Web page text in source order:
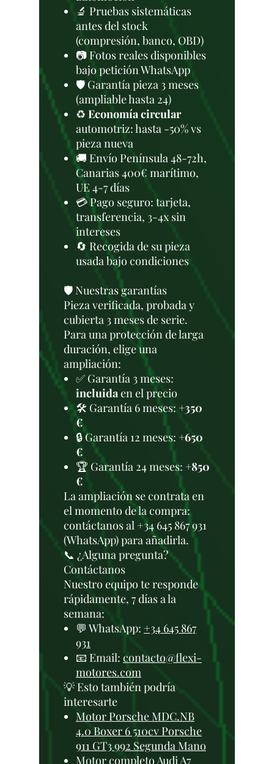
🔬 Pruebas sistemáticas
antes del stock
(compresión, banco, OBD)
📷 Fotos reales disponibles
bajo petición WhatsApp
🛡️ Garantía pieza 3 meses
(ampliable hasta 24)
♻️ Economía circular
automotriz: hasta -50% vs
pieza nueva
🚚 Envío Península 48-72h,
Canarias 400€ marítimo,
UE 4-7 días
💳 Pago seguro: tarjeta,
transferencia, 3-4x sin
intereses
🔄 Recogida de su pieza
usada bajo condiciones
🛡️ Nuestras garantías
Pieza verificada, probada y
cubierta 3 meses de serie.
Para una protección de larga
duración, elige una
ampliación:
✅ Garantía 3 meses:
incluidaen el precio
🛠️ Garantía 6 meses: +350
€
🔒 Garantía 12 meses: +650
€
🏆 Garantía 24 meses: +850
€
La ampliación se contrata en
el momento de la compra:
contáctanos al +34 645 867 931
(WhatsApp) para añadirla.
📞 ¿Alguna pregunta?
Contáctanos
Nuestro equipo te responde
rápidamente, 7 días a la
semana:
💬 WhatsApp: +34 645 867
931
📧 Email: contacto@flexi-
motores.com
💡 Esto también podría
interesarte
Motor Porsche MDC.NB
4.0 Boxer 6 510cv Porsche
911 GT3 992 Segunda Mano
Motor completo Audi A7